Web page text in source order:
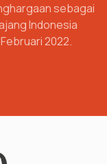
sebagai
Indonesia
2022.